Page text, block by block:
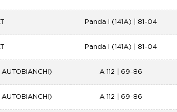
Panda I (141A) | 81-04
Panda I (141A) | 81-04
A 112 | 69-86
A 112 | 69-86